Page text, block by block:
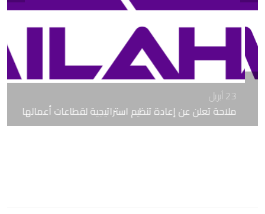
ملاحة تعلن عن إعادة تنظيم استراتيجية لقطاعات أعمالها